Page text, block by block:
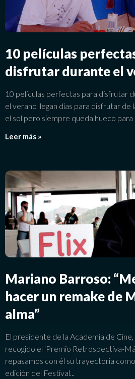
10 películas
disfrutar durante el
10 películas perfectas para disfrutar
el verano llegan días para disfrutar de
el sol pero siempre queda hueco
Leer más »
Mariano Barroso:
hacer un remake de
alma”
El presidente de la Academia de
recogido el ‘Premio Retrospectiva-
repasamos con él su trayectoria
edición del Festival